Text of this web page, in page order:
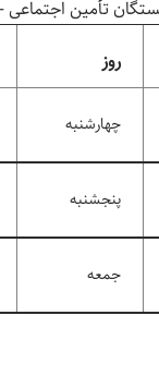
تأمین اجتماعی –
روز
چهارشنبه
پنجشنبه
جمعه